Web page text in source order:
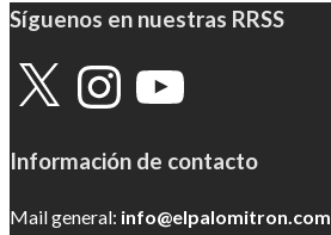
Síguenos en nuestras RRSS
X InstagramYouTube
Información de contacto
Mail general: info@elpalomitron.com